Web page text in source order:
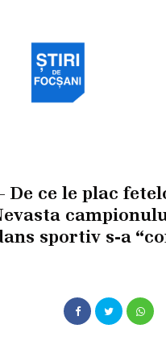
De ce le plac
sportiv s-a